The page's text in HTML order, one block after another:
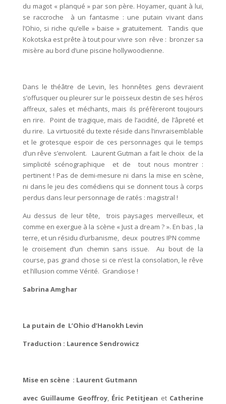
du magot « planqué » par son père. Hoyamer, quant à lui,
se raccroche à un fantasme : une putain vivant dans
l’Ohio, si riche qu’elle » baise » gratuitement. Tandis que
Kokotska est prête à tout pour vivre son rêve : bronzer sa
misère au bord d’une piscine hollywoodienne.
Dans le théâtre de Levin, les honnêtes gens devraient
s’offusquer ou pleurer sur le poisseux destin de ses héros
affreux, sales et méchants, mais ils préfèreront toujours
en rire. Point de tragique, mais de l’acidité, de l’âpreté et
du rire. La virtuosité du texte réside dans l’invraisemblable
et le grotesque espoir de ces personnages qui le temps
d’un rêve s’envolent. Laurent Gutman a fait le choix de la
simplicité scénographique et de tout nous montrer :
pertinent ! Pas de demi-mesure ni dans la mise en scène,
ni dans le jeu des comédiens qui se donnent tous à corps
perdus dans leur personnage de ratés : magistral !
Au dessus de leur tête, trois paysages merveilleux, et
comme en exergue à la scène « Just a dream ? ». En bas , la
terre, et un résidu d’urbanisme, deux poutres IPN comme
le croisement d’un chemin sans issue. Au bout de la
course, pas grand chose si ce n’est la consolation, le rêve
et l’illusion comme Vérité. Grandiose !
Sabrina Amghar
La putain de L’Ohio d’Hanokh Levin
Traduction : Laurence Sendrowicz
Mise en scène : Laurent Gutmann
avec Guillaume Geoffroy, Éric Petitjean et Catherine